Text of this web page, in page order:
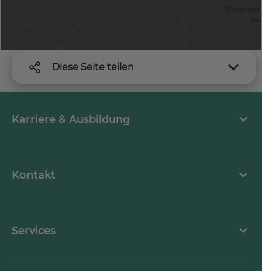
Diese Seite teilen
Karriere & Ausbildung
Kontakt
Services